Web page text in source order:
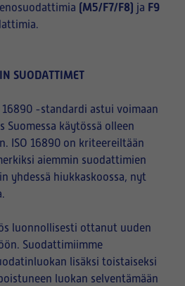
(M5/F7/F8) ja F9
SUODATTIMET
16890 -standardi astui voimaan
Suomessa käytössä olleen
ISO 16890 on kriteereiltään
aiemmin suodattimien
yhdessä hiukkaskoossa, nyt
luonnollisesti ottanut uuden
Suodattimiimme
lisäksi toistaiseksi
luokan selventämään